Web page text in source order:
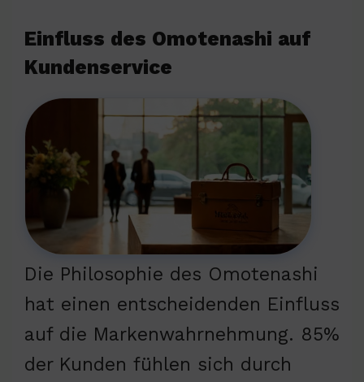
Einfluss des Omotenashi auf
Kundenservice
Die Philosophie des Omotenashi
hat einen entscheidenden Einfluss
auf die Markenwahrnehmung. 85%
der Kunden fühlen sich durch